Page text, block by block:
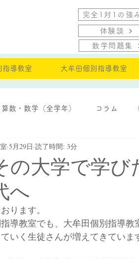
完全1対1の強
体験談
数学問題集
指導教室 大牟田個別指導教室
算数・数学（全学年） コラム
感・モチベーション
の大学で学
へ
5月29日 読了時間: 3分
ります。
導教室でも、大牟田個別指導
いく生徒さんが増えてきていま